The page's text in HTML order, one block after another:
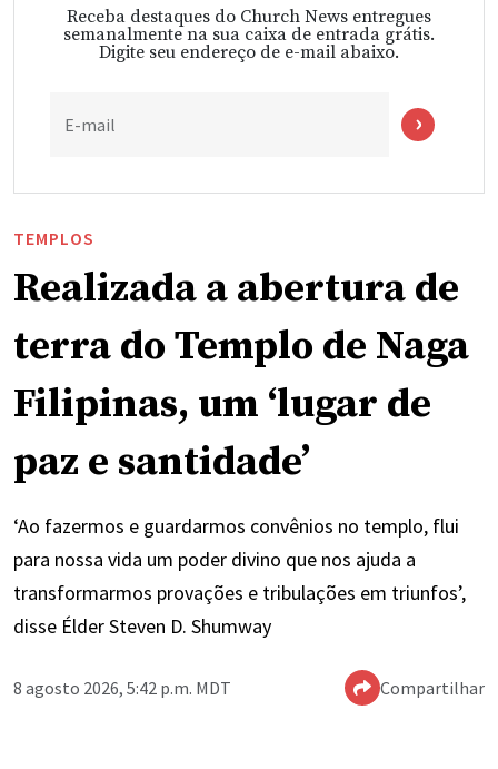
Receba destaques do Church News entregues
semanalmente na sua caixa de entrada grátis.
Digite seu endereço de e-mail abaixo.
E-mail
TEMPLOS
Realizada a abertura de
terra do Templo de Naga
Filipinas, um ‘lugar de
paz e santidade’
‘Ao fazermos e guardarmos convênios no templo, flui
para nossa vida um poder divino que nos ajuda a
transformarmos provações e tribulações em triunfos’,
disse Élder Steven D. Shumway
8 agosto 2026, 5:42 p.m. MDT Compartilhar